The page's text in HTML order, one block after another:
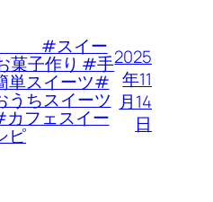
スイー
菓子作り #手
単スイーツ#
うちスイーツ
フェスイー
ピ
2025
年11
月14
日